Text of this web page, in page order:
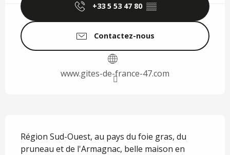
+33 5 53 47 80 ▒▒
Contactez-nous
www.gites-de-france-47.com
Région Sud-Ouest, au pays du foie gras, du
pruneau et de l'Armagnac, belle maison en